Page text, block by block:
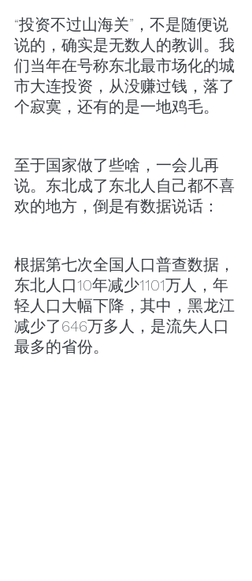
“投资不过山海关”，不是随便说
说的，确实是无数人的教训。我
们当年在号称东北最市场化的城
市大连投资，从没赚过钱，落了
个寂寞，还有的是一地鸡毛。
至于国家做了些啥，一会儿再
说。东北成了东北人自己都不喜
欢的地方，倒是有数据说话：
根据第七次全国人口普查数据，
东北人口10年减少1101万人，年
轻人口大幅下降，其中，黑龙江
减少了646万多人，是流失人口
最多的省份。